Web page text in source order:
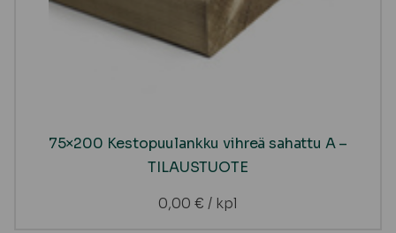
75×200 Kestopuulankku vihreä sahattu A –
TILAUSTUOTE
0,00 € / kpl